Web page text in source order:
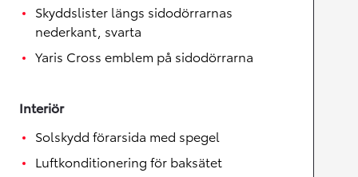
Skyddslister längs sidodörrarnas
nederkant, svarta
Yaris Cross emblem på sidodörrarna
Interiör
Solskydd förarsida med spegel
Luftkonditionering för baksätet